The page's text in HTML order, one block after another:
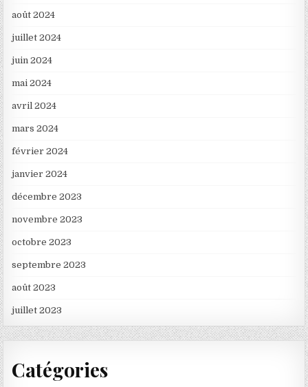
août 2024
juillet 2024
juin 2024
mai 2024
avril 2024
mars 2024
février 2024
janvier 2024
décembre 2023
novembre 2023
octobre 2023
septembre 2023
août 2023
juillet 2023
Catégories